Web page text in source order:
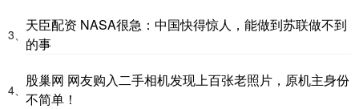
3、
天臣配资 NASA很急：中国快得惊人，能做到苏联做不到
的事
4、
股巢网 网友购入二手相机发现上百张老照片，原机主身份
不简单！